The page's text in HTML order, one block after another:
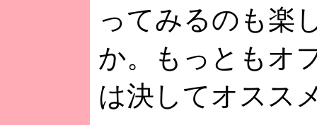
ってみるのも楽
か。もっともオ
は決してオスス